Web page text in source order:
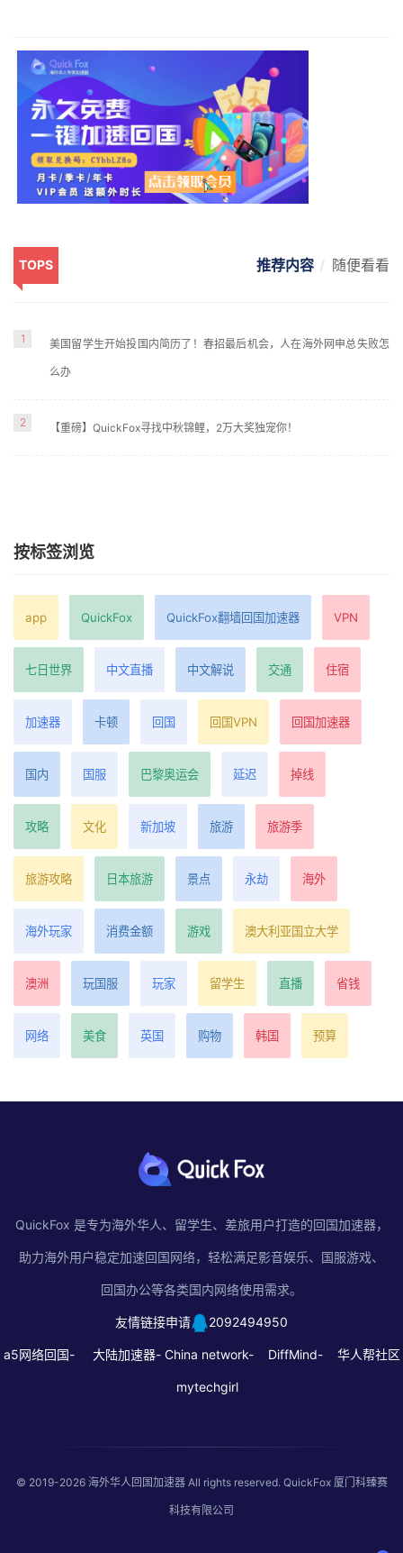
TOPS 推荐内容 随便看看
1 美国留学生开始投国内简历了！春招最后机会，人在海外网申总失败怎
么办
2 【重磅】QuickFox寻找中秋锦鲤，2万大奖独宠你！
按标签浏览
app QuickFox QuickFox翻墙回国加速器 VPN
七日世界 中文直播 中文解说 交通 住宿
加速器 卡顿 回国 回国VPN 回国加速器
国内 国服 巴黎奥运会 延迟 掉线
攻略 文化 新加坡 旅游 旅游季
旅游攻略 日本旅游 景点 永劫 海外
海外玩家 消费金额 游戏 澳大利亚国立大学
澳洲 玩国服 玩家 留学生 直播 省钱
网络 美食 英国 购物 韩国 预算
QuickFox 是专为海外华人、留学生、差旅用户打造的回国加速器，
助力海外用户稳定加速回国网络，轻松满足影音娱乐、国服游戏、
回国办公等各类国内网络使用需求。
友情链接申请 2092494950
a5网络回国- 大陆加速器- China network- DiffMind- 华人帮社区
mytechgirl
© 2019-2026 海外华人回国加速器All rights reserved. QuickFox 厦门科臻赛
科技有限公司